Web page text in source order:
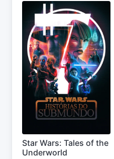
Star Wars: Tales of the
Underworld